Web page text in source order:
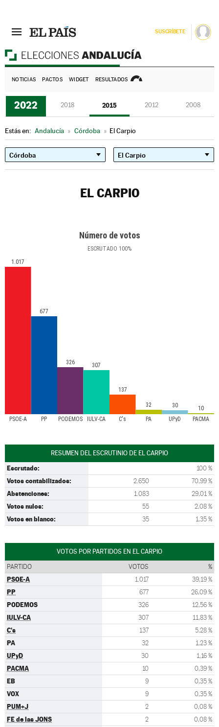
SUSCRÍBETE
NOTICIAS PACTOS WIDGET RESULTADOS
2022 2018 2015 2012 2008
Estás en: Andalucía » Córdoba » El Carpio
EL CARPIO
Número de votos
ESCRUTADO 100%
PSOE-A PP PODEMOS IULV-CA C's PA UPyD PACMA
1.017
677
326 307
137
32 30 10
RESUMEN DEL ESCRUTINIO DE EL CARPIO
Escrutado: 100 %
Votos contabilizados: 2.650 70,99 %
Abstenciones: 1.083 29,01 %
Votos nulos: 55 2,08 %
Votos en blanco: 35 1,35 %
VOTOS POR PARTIDOS EN EL CARPIO
PARTIDO VOTOS %
PSOE-A 1.017 39,19 %
PP 677 26,09 %
PODEMOS 326 12,56 %
IULV-CA 307 11,83 %
C's 137 5,28 %
PA 32 1,23 %
UPyD 30 1,16 %
PACMA 10 0,39 %
EB 9 0,35 %
VOX 9 0,35 %
PUM+J 2 0,08 %
FE de las JONS 2 0,08 %